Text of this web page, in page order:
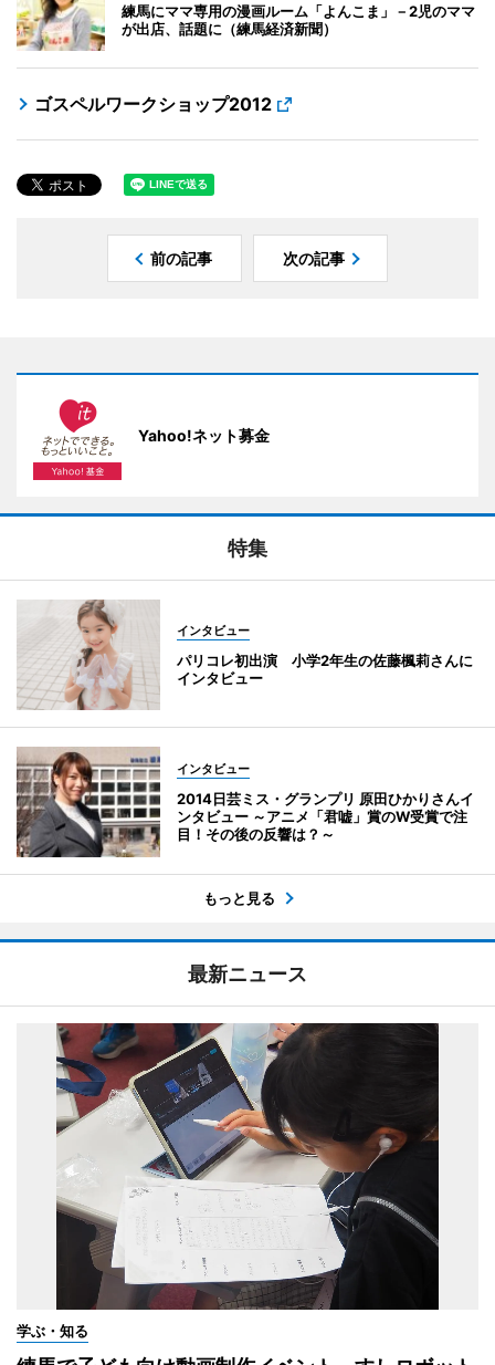
練馬にママ専用の漫画ルーム「よんこま」－2児のママ
が出店、話題に（練馬経済新聞）
ゴスペルワークショップ2012
前の記事 次の記事
Yahoo!ネット募金
特集
インタビュー
パリコレ初出演 小学2年生の佐藤楓莉さんに
インタビュー
インタビュー
2014日芸ミス・グランプリ 原田ひかりさんイ
ンタビュー ～アニメ「君嘘」賞のW受賞で注
目！その後の反響は？～
もっと見る
最新ニュース
学ぶ・知る